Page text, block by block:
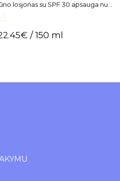
losjonas su SPF 30 apsauga nuo
€ / 150 ml